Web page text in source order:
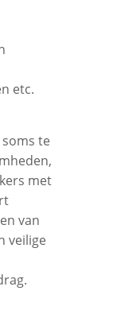
etc.
te
met
van
veilige